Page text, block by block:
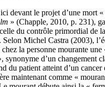
devant le projet d’une mort «
» (Chapple, 2010, p. 231),
du contrôle primordial de
Selon Michel Castra (2003),
la personne mourante une
synonyme d’un changement
du patient atteint d’un cancer
maintenant comme «